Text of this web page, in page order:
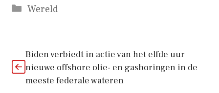
Categorieën
Wereld
Biden verbiedt in actie van het elfde uur
nieuwe offshore olie- en gasboringen in de
meeste federale wateren